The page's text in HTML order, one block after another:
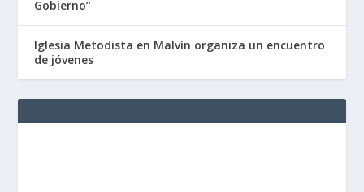
Gobierno”
Iglesia Metodista en Malvín organiza un encuentro
de jóvenes